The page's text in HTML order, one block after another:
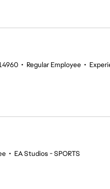
• Regular Employee •
• EA Studios - SPORTS